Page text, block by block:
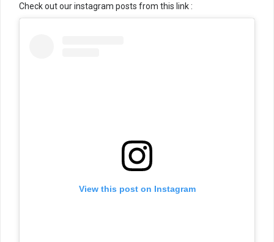
Check out our instagram posts from this link :
View this post on Instagram